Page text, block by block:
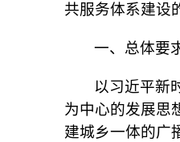
共服务体系建设
一、总体要
以习近平新
为中心的发展思
建城乡一体的广